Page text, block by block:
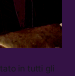
in tutti gli